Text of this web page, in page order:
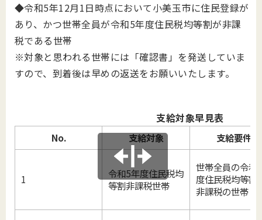
◆令和5年12月1日時点において小美玉市に住民登録が
あり、かつ世帯全員が令和5年度住民税均等割が非課
税である世帯
※対象と思われる世帯には「確認書」を発送していま
すので、到着後は早めの返送をお願いいたします。
支給対象早見表
No. 支給対象 支給要件
1
令和5年度住民税均
等割非課税世帯
世帯全員の令和
度住民税均等割
非課税の世帯